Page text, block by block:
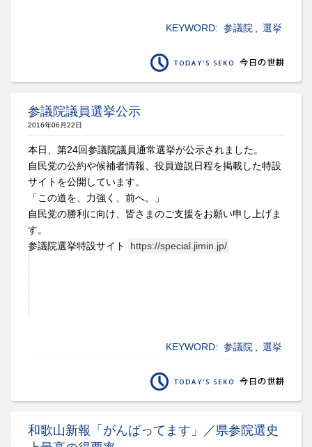
KEYWORD: 参議院 選挙
参議院議員選挙公示
2016年06月22日
本日、第24回参議院議員通常選挙が公示されました。
自民党の公約や候補者情報、役員遊説日程を掲載した特設
サイトを公開しています。
「この道を、力強く、前へ。」
自民党の勝利に向け、皆さまのご支援をお願い申し上げま
す。
参議院選挙特設サイト
https://special.jimin.jp/
KEYWORD: 参議院 選挙
和歌山新報「がんばってます」／県参院選史